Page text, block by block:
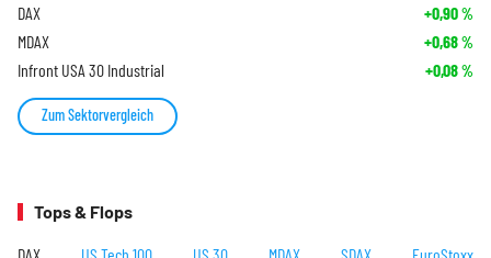
DAX +0,90%
MDAX +0,68%
Infront USA 30 Industrial +0,08%
Zum Sektorvergleich
Tops & Flops